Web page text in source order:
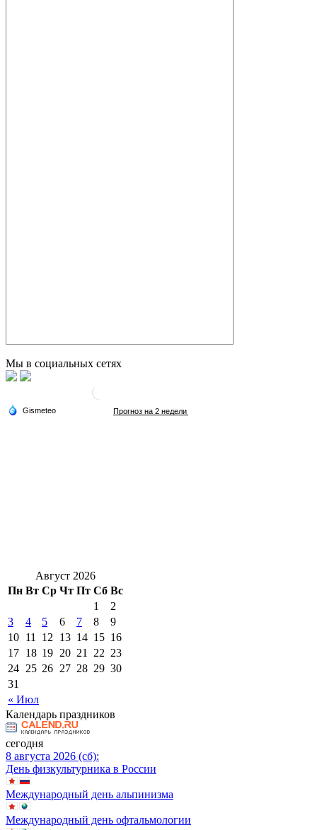
Мы в социальных сетях
Август 2026
Пн Вт Ср Чт Пт Сб Вс
« Июл
1
2
3
4 5 6 7 8
9
10 11 12 13 14 15 16
17 18 19 20 21 22 23
24 25 26 27 28 29 30
31
Календарь праздников
сегодня
8 августа 2026 (сб):
День физкультурника в России
Международный день альпинизма
Международный день офтальмологии